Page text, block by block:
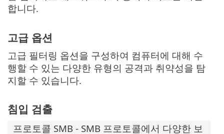
합니다.
고급 옵션
고급 필터링 옵션을 구성하여 컴퓨터에 대해 수
행할 수 있는 다양한 유형의 공격과 취약성을 탐
지할 수 있습니다.
침입 검출
프로토콜 SMB - SMB 프로토콜에서 다양한 보